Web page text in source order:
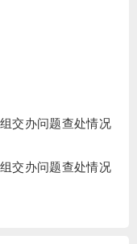
交办问题查处情况
交办问题查处情况